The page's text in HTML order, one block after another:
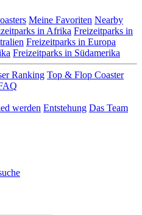
Meine Favoriten Nearby
in Afrika Freizeitparks in
Freizeitparks in Europa
Freizeitparks in Südamerika
Ranking Top & Flop Coaster
werden Entstehung Das Team